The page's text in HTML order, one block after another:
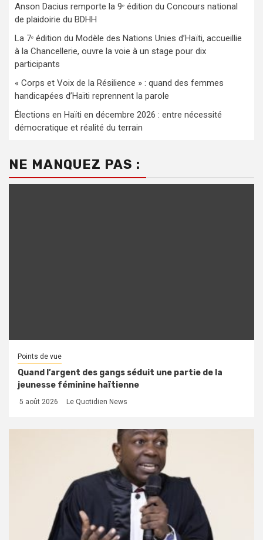
Anson Dacius remporte la 9ᵉ édition du Concours national
de plaidoirie du BDHH
La 7ᵉ édition du Modèle des Nations Unies d’Haïti, accueillie
à la Chancellerie, ouvre la voie à un stage pour dix
participants
« Corps et Voix de la Résilience » : quand des femmes
handicapées d’Haïti reprennent la parole
Élections en Haïti en décembre 2026 : entre nécessité
démocratique et réalité du terrain
NE MANQUEZ PAS :
Points de vue
Quand l’argent des gangs séduit une partie de la
jeunesse féminine haïtienne
5 août 2026 Le Quotidien News